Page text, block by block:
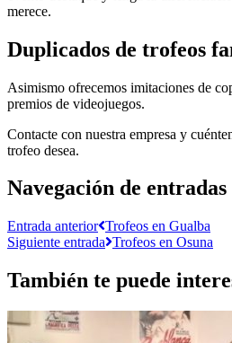
merece.
Duplicados de trofeos
Asimismo ofrecemos imitaciones de
premios de videojuegos.
Contacte con nuestra empresa y
trofeo desea.
Navegación de entradas
Entrada anterior Trofeos en Gualba
Siguiente entrada Trofeos en Osuna
También te puede